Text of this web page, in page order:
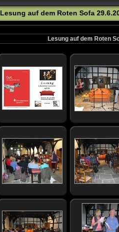
Lesung auf dem Roten Sofa
Lesung auf dem Roten